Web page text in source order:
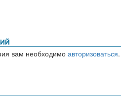
вам необходимо авторизоваться.